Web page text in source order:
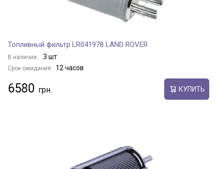
Топливный фильтр LR041978 LAND ROVER
В наличии: 3 шт.
Срок ожидания: 12 часов
6580 КУПИТЬ